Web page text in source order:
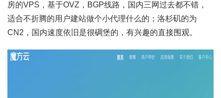
房的VPS，基于OVZ，BGP线路，国内三网过去都不错，
适合不折腾的用户建站做个小代理什么的；洛杉矶的为
CN2，国内速度依旧是很碉堡的，有兴趣的直接围观。